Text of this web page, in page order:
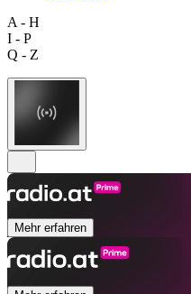
A - H
I - P
Q - Z
Mehr erfahren